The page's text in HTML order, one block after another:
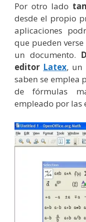
Por otro lado
desde el propio
aplicaciones
que pueden
un documento.
editor Latex, un
saben se emplea
de fórmulas
empleado por las